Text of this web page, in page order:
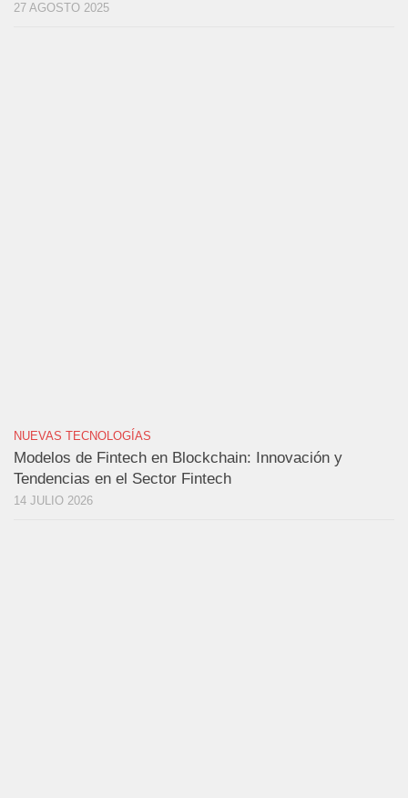
27 AGOSTO 2025
NUEVAS TECNOLOGÍAS
Modelos de Fintech en Blockchain: Innovación y
Tendencias en el Sector Fintech
14 JULIO 2026